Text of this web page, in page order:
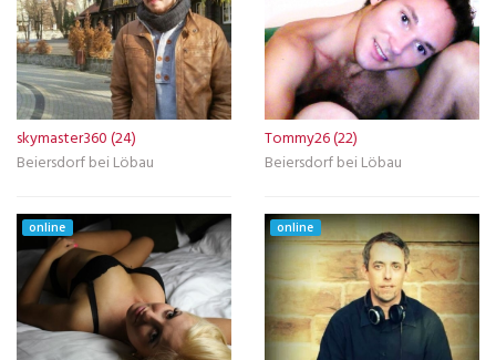
skymaster360 (24)
Beiersdorf bei Löbau
Tommy26 (22)
Beiersdorf bei Löbau
online online